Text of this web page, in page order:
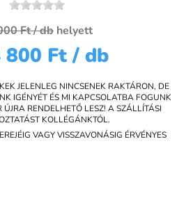
Ft/ db helyett
800 Ft / db
JELENLEG NINCSENEK RAKTÁRON, DE
IGÉNYÉT ÉS MI KAPCSOLATBA FOGUNK
RENDELHETŐ LESZ! A SZÁLLÍTÁSI
KOLLÉGÁNKTÓL.
VAGY VISSZAVONÁSIG ÉRVÉNYES